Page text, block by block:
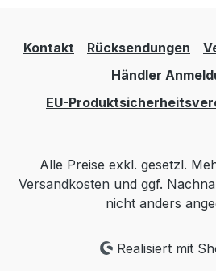
Kontakt Rücksendungen
Händler
EU-
Alle Preise exkl. gesetzl.
Versandkosten und ggf.
nicht anders
Realisiert mit